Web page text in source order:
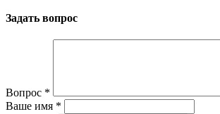
Задать вопрос
Вопрос *
Ваше имя *